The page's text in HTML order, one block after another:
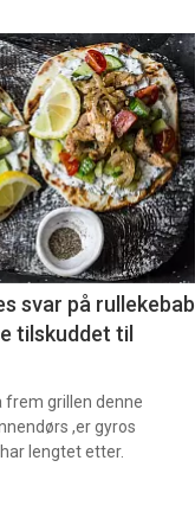
svar på rullekebab
tilskuddet til
frem grillen denne
,er gyros
lengtet etter.